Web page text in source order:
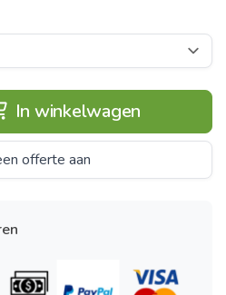
In winkelwagen
offerte aan